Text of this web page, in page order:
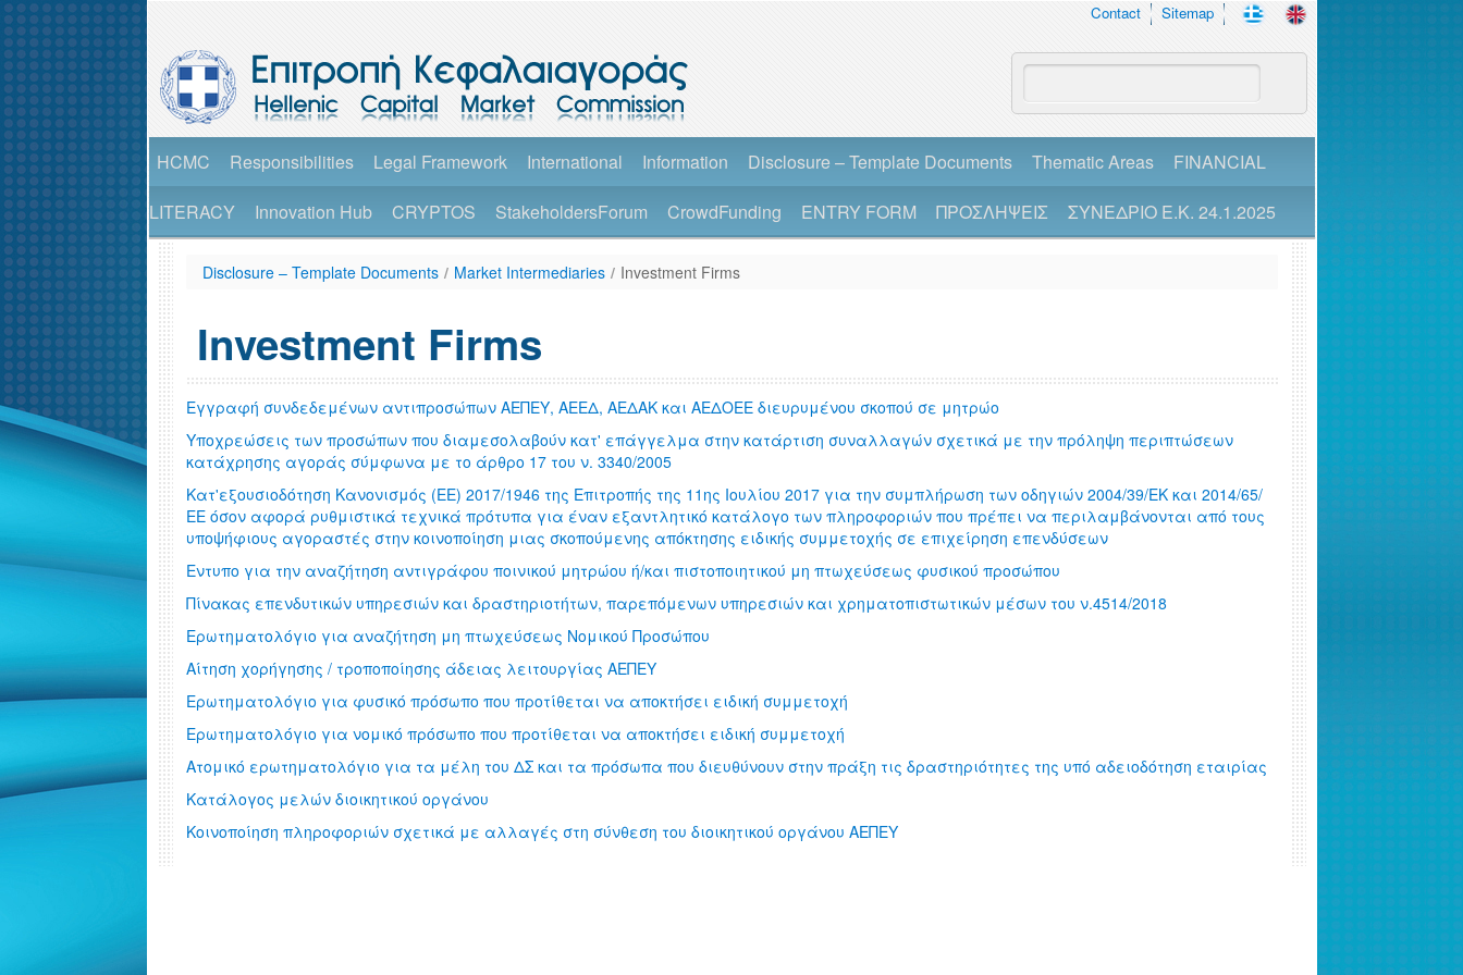
Contact Sitemap
HCMC Responsibilities Legal Framework International Information Disclosure – Template Documents Thematic Areas
FINANCIAL
LITERACY
Innovation Hub CRYPTOS StakeholdersForum CrowdFunding ENTRY FORM ΠΡΟΣΛΗΨΕΙΣ ΣΥΝΕΔΡΙΟ Ε.Κ. 24.1.2025
Disclosure – Template Documents / Market Intermediaries / Investment Firms
Investment Firms
Εγγραφή συνδεδεμένων αντιπροσώπων ΑΕΠΕΥ, ΑΕΕΔ, ΑΕΔΑΚ και ΑΕΔΟΕΕ διευρυμένου σκοπού σε μητρώο
Υποχρεώσεις των προσώπων που διαμεσολαβούν κατ' επάγγελμα στην κατάρτιση συναλλαγών σχετικά με την πρόληψη περιπτώσεων
κατάχρησης αγοράς σύμφωνα με το άρθρο 17 του ν. 3340/2005
Kατ'εξουσιοδότηση Κανονισμός (ΕΕ) 2017/1946 της Επιτροπής της 11ης Ιουλίου 2017 για την συμπλήρωση των οδηγιών 2004/39/ΕΚ και 2014/65/
ΕΕ όσον αφορά ρυθμιστικά τεχνικά πρότυπα για έναν εξαντλητικό κατάλογο των πληροφοριών που πρέπει να περιλαμβάνονται από τους
υποψήφιους αγοραστές στην κοινοποίηση μιας σκοπούμενης απόκτησης ειδικής συμμετοχής σε επιχείρηση επενδύσεων
Εντυπο για την αναζήτηση αντιγράφου ποινικού μητρώου ή/και πιστοποιητικού μη πτωχεύσεως φυσικού προσώπου
Πίνακας επενδυτικών υπηρεσιών και δραστηριοτήτων, παρεπόμενων υπηρεσιών και χρηματοπιστωτικών μέσων του ν.4514/2018
Ερωτηματολόγιο για αναζήτηση μη πτωχεύσεως Νομικού Προσώπου
Αίτηση χορήγησης / τροποποίησης άδειας λειτουργίας ΑΕΠΕΥ
Eρωτηματολόγιο για φυσικό πρόσωπο που προτίθεται να αποκτήσει ειδική συμμετοχή
Eρωτηματολόγιο για νομικό πρόσωπο που προτίθεται να αποκτήσει ειδική συμμετοχή
Ατομικό ερωτηματολόγιο για τα μέλη του ΔΣ και τα πρόσωπα που διευθύνουν στην πράξη τις δραστηριότητες της υπό αδειοδότηση εταιρίας
Κατάλογος μελών διοικητικού οργάνου
Κοινοποίηση πληροφοριών σχετικά με αλλαγές στη σύνθεση του διοικητικού οργάνου ΑΕΠΕΥ